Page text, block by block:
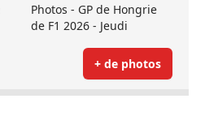
Photos - GP de Hongrie
de F1 2026 - Jeudi
+ de photos